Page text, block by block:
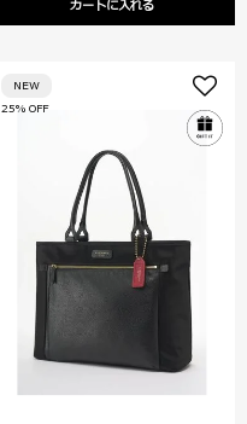
カートに入れる
25% OFF
NEW